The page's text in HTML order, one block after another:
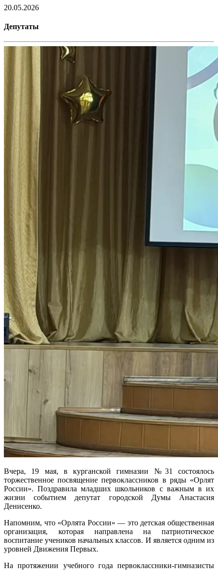
20.05.2026
Депутаты
Вчера, 19 мая, в курганской гимназии №31 состоялось
торжественное посвящение первоклассников в ряды «Орлят
России». Поздравила младших школьников с важным в их
жизни событием депутат городской Думы Анастасия
Денисенко.
Напомним, что «Орлята России» — это детская общественная
организация, которая направлена на патриотическое
воспитание учеников начальных классов. И является одним из
уровней Движения Первых.
На протяжении учебного года первоклассники-гимназисты